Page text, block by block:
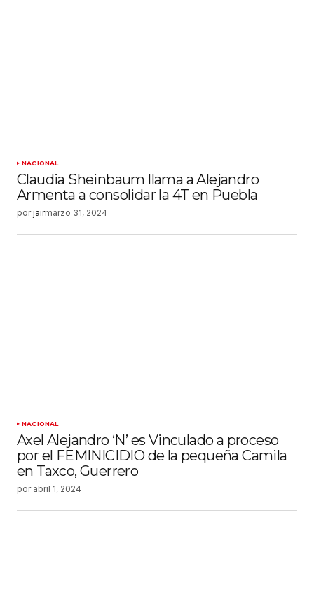
NACIONAL
Claudia Sheinbaum llama a Alejandro
Armenta a consolidar la 4T en Puebla
por jairmarzo 31, 2024
NACIONAL
Axel Alejandro ‘N’ es Vinculado a proceso
por el FEMINICIDIO de la pequeña Camila
en Taxco, Guerrero
por abril 1, 2024